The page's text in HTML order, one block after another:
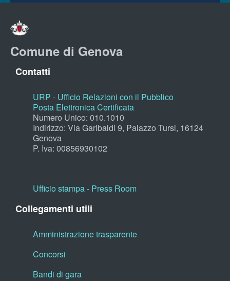
Comune di Genova
Contatti
URP - Ufficio Relazioni con il Pubblico
Posta Elettronica Certificata
Numero Unico: 010.1010
Indirizzo: Via Garibaldi 9, Palazzo Tursi, 16124
Genova
P. Iva: 00856930102
Ufficio stampa - Press Room
Collegamenti utili
Amministrazione trasparente
Concorsi
Bandi di gara